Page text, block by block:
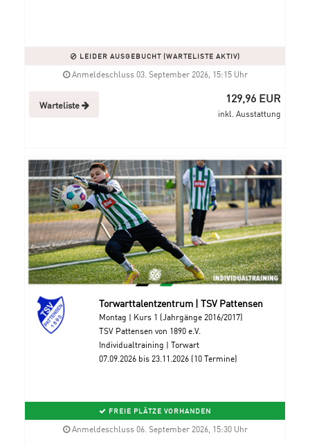
LEIDER AUSGEBUCHT (WARTELISTE AKTIV)
Anmeldeschluss 03. September 2026, 15:15 Uhr
Warteliste 129,96 EUR
inkl. Ausstattung
Torwarttalentzentrum | TSV Pattensen
Montag | Kurs 1 (Jahrgänge 2016/2017)
TSV Pattensen von 1890 e.V.
Individualtraining | Torwart
07.09.2026 bis 23.11.2026 (10 Termine)
FREIE PLÄTZE VORHANDEN
Anmeldeschluss 06. September 2026, 15:30 Uhr